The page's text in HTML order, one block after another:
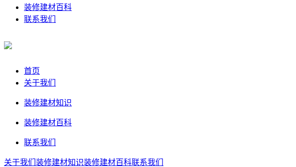
装修建材百科
联系我们
首页
关于我们
装修建材知识
装修建材百科
联系我们
关于我们 装修建材知识装修建材百科联系我们